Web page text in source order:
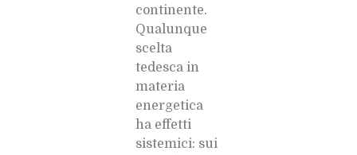
continente.
Qualunque
scelta
tedesca in
materia
energetica
ha effetti
sistemici: sui